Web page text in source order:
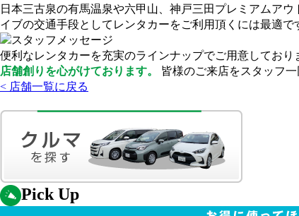
日本三古泉の有馬温泉や六甲山、神戸三田プレミアムア
イブの交通手段としてレンタカーをご利用頂くには最適で
便利なレンタカーを充実のラインナップでご用意してお
店舗創りを心がけております。
皆様のご来店をスタッフ
< 店舗一覧に戻る
Pick Up